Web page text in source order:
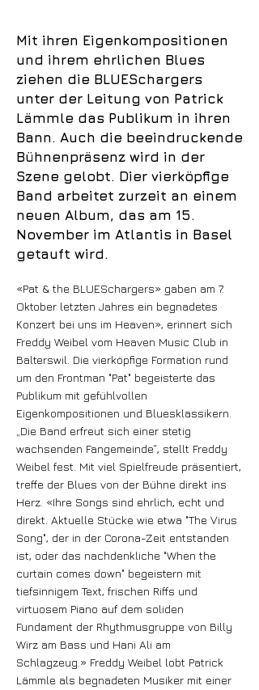
Mit ihren Eigenkompositionen
und ihrem ehrlichen Blues
ziehen die BLUESchargers
unter der Leitung von Patrick
Lämmle das Publikum in ihren
Bann. Auch die beeindruckende
Bühnenpräsenz wird in der
Szene gelobt. Dier vierköpfige
Band arbeitet zurzeit an einem
neuen Album, das am 15.
November im Atlantis in Basel
getauft wird.
«Pat & the BLUESchargers» gaben am 7.
Oktober letzten Jahres ein begnadetes
Konzert bei uns im Heaven», erinnert sich
Freddy Weibel vom Heaven Music Club in
Balterswil. Die vierköpfige Formation rund
um den Frontman "Pat" begeisterte das
Publikum mit gefühlvollen
Eigenkompositionen und Bluesklassikern.
„Die Band erfreut sich einer stetig
wachsenden Fangemeinde“, stellt Freddy
Weibel fest. Mit viel Spielfreude präsentiert,
treffe der Blues von der Bühne direkt ins
Herz. «Ihre Songs sind ehrlich, echt und
direkt. Aktuelle Stücke wie etwa "The Virus
Song", der in der Corona-Zeit entstanden
ist, oder das nachdenkliche "When the
curtain comes down" begeistern mit
tiefsinnigem Text, frischen Riffs und
virtuosem Piano auf dem soliden
Fundament der Rhythmusgruppe von Billy
Wirz am Bass und Hani Ali am
Schlagzeug.» Freddy Weibel lobt Patrick
Lämmle als begnadeten Musiker mit einer